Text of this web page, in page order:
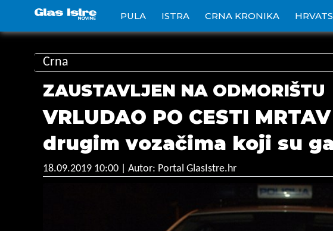
PULA ISTRA CRNA KRONIKA
Crna
ZAUSTAVLJEN NA ODMORIŠTU
VRLUDAO PO CESTI
drugim vozačima koji su
18.09.2019 10:00 | Autor: Portal GlasIstre.hr